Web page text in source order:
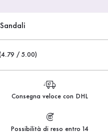
Sandali
/ 5.00)
Consegna veloce con DHL
Possibilità di reso entro 14